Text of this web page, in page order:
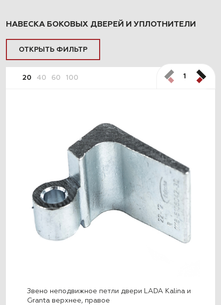
НАВЕСКА БОКОВЫХ ДВЕРЕЙ И УПЛОТНИТЕЛИ
ОТКРЫТЬ ФИЛЬТР
20 40 60 100 1
Звено неподвижное петли двери LADA Kalina и
Granta верхнее, правое